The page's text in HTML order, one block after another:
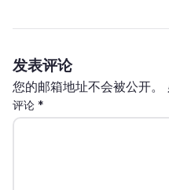
发表评论
您的邮箱地址不会被公开。
评论 *